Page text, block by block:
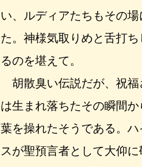
い、ルディアたちもその
た。神様気取りめと舌打
るのを堪えて。
胡散臭い伝説だが、祝福
は生まれ落ちたその瞬間
葉を操れたそうである。
スが聖預言者として大仰